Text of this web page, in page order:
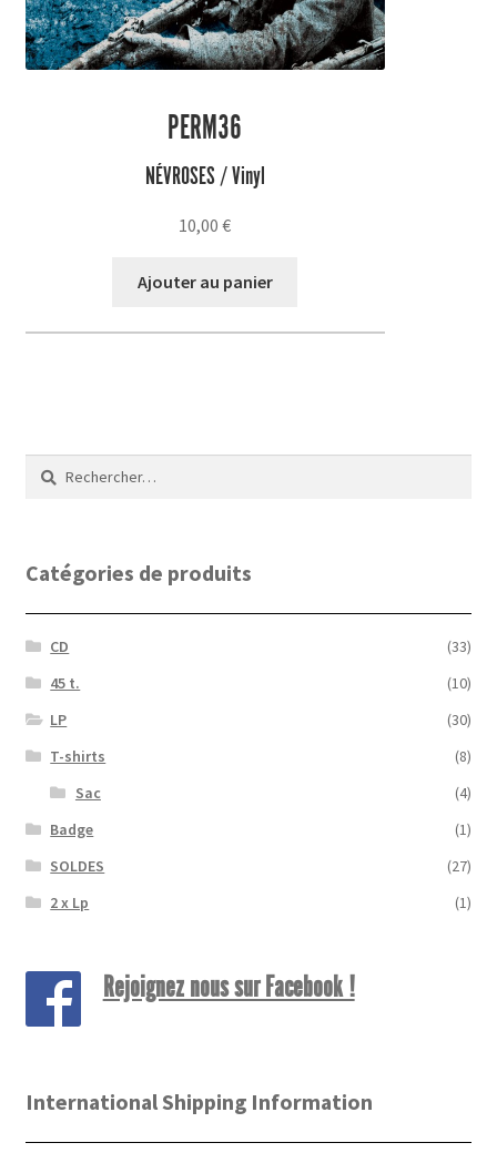
PERM36
NÉVROSES / Vinyl
10,00€
Ajouter au panier
Rechercher :
Catégories de produits
CD
(33)
45 t.
(10)
LP
(30)
T-shirts
(8)
Sac
(4)
Badge
(1)
SOLDES
(27)
2 x Lp
(1)
Rejoignez nous sur Facebook !
International Shipping Information